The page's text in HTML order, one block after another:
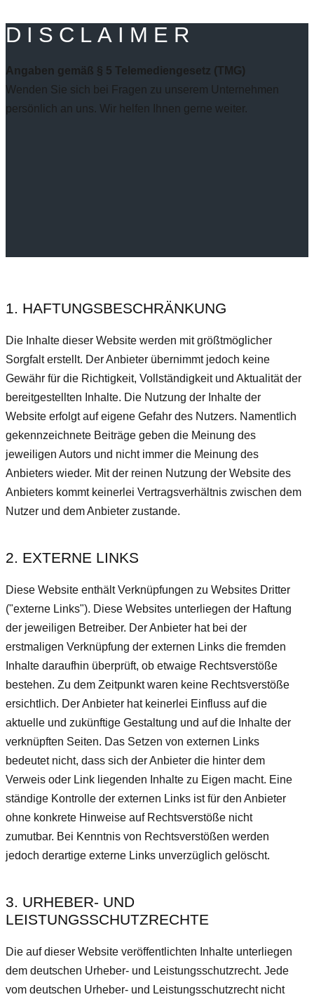
DISCLAIMER
Angaben gemäß § 5 Telemediengesetz (TMG)
Wenden Sie sich bei Fragen zu unserem Unternehmen
persönlich an uns. Wir helfen Ihnen gerne weiter.
1. HAFTUNGSBESCHRÄNKUNG
Die Inhalte dieser Website werden mit größtmöglicher
Sorgfalt erstellt. Der Anbieter übernimmt jedoch keine
Gewähr für die Richtigkeit, Vollständigkeit und Aktualität der
bereitgestellten Inhalte. Die Nutzung der Inhalte der
Website erfolgt auf eigene Gefahr des Nutzers. Namentlich
gekennzeichnete Beiträge geben die Meinung des
jeweiligen Autors und nicht immer die Meinung des
Anbieters wieder. Mit der reinen Nutzung der Website des
Anbieters kommt keinerlei Vertragsverhältnis zwischen dem
Nutzer und dem Anbieter zustande.
2. EXTERNE LINKS
Diese Website enthält Verknüpfungen zu Websites Dritter
("externe Links"). Diese Websites unterliegen der Haftung
der jeweiligen Betreiber. Der Anbieter hat bei der
erstmaligen Verknüpfung der externen Links die fremden
Inhalte daraufhin überprüft, ob etwaige Rechtsverstöße
bestehen. Zu dem Zeitpunkt waren keine Rechtsverstöße
ersichtlich. Der Anbieter hat keinerlei Einfluss auf die
aktuelle und zukünftige Gestaltung und auf die Inhalte der
verknüpften Seiten. Das Setzen von externen Links
bedeutet nicht, dass sich der Anbieter die hinter dem
Verweis oder Link liegenden Inhalte zu Eigen macht. Eine
ständige Kontrolle der externen Links ist für den Anbieter
ohne konkrete Hinweise auf Rechtsverstöße nicht
zumutbar. Bei Kenntnis von Rechtsverstößen werden
jedoch derartige externe Links unverzüglich gelöscht.
3. URHEBER- UND
LEISTUNGSSCHUTZRECHTE
Die auf dieser Website veröffentlichten Inhalte unterliegen
dem deutschen Urheber- und Leistungsschutzrecht. Jede
vom deutschen Urheber- und Leistungsschutzrecht nicht